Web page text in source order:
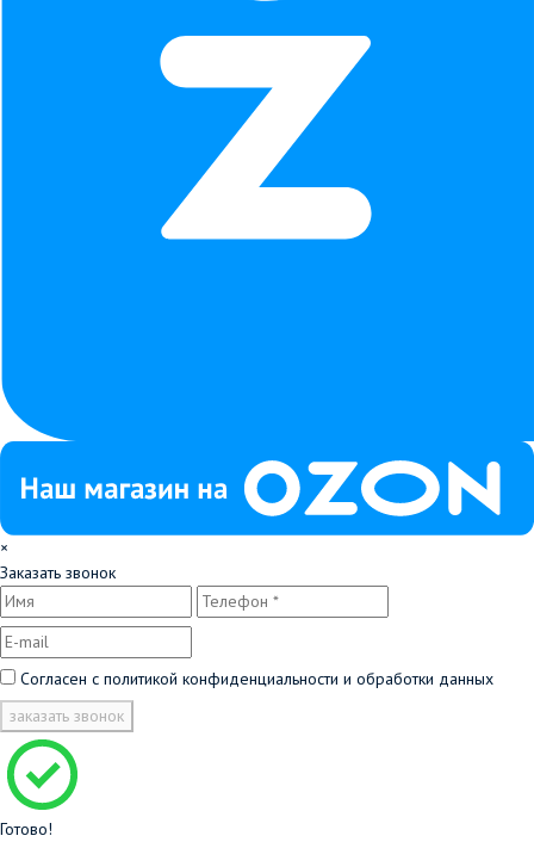
×
Заказать звонок
Согласен с политикой конфиденциальности и обработки данных
заказать звонок
Готово!